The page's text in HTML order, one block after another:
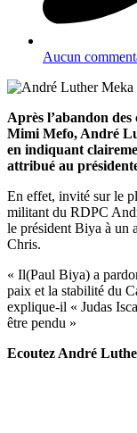
Aucun
Après l’abandon
Mimi Mefo, André
en indiquant
attribué au
En effet, invité sur le
militant du RDPC
le président Biya à un
Chris.
« Il(Paul Biya) a
paix et la stabilité du
explique-il « Judas
être pendu »
Ecoutez André